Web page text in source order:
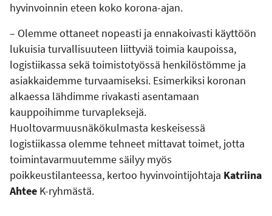
hyvinvoinnin eteen koko korona-ajan.
– Olemme ottaneet nopeasti ja ennakoivasti käyttöön
lukuisia turvallisuuteen liittyviä toimia kaupoissa,
logistiikassa sekä toimistotyössä henkilöstömme ja
asiakkaidemme turvaamiseksi. Esimerkiksi koronan
alkaessa lähdimme rivakasti asentamaan
kauppoihimme turvapleksejä.
Huoltovarmuusnäkökulmasta keskeisessä
logistiikassa olemme tehneet mittavat toimet, jotta
toimintavarmuutemme säilyy myös
poikkeustilanteessa, kertoo hyvinvointijohtaja Katriina
Ahtee K-ryhmästä.